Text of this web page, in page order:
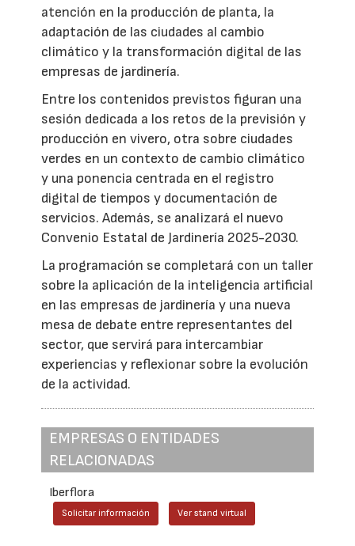
atención en la producción de planta, la
adaptación de las ciudades al cambio
climático y la transformación digital de las
empresas de jardinería.
Entre los contenidos previstos figuran una
sesión dedicada a los retos de la previsión y
producción en vivero, otra sobre ciudades
verdes en un contexto de cambio climático
y una ponencia centrada en el registro
digital de tiempos y documentación de
servicios. Además, se analizará el nuevo
Convenio Estatal de Jardinería 2025-2030.
La programación se completará con un taller
sobre la aplicación de la inteligencia artificial
en las empresas de jardinería y una nueva
mesa de debate entre representantes del
sector, que servirá para intercambiar
experiencias y reflexionar sobre la evolución
de la actividad.
EMPRESAS O ENTIDADES
RELACIONADAS
Iberflora
Solicitar información Ver stand virtual